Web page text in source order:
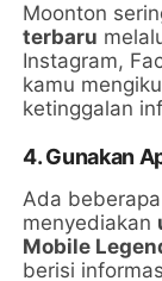
Moonton
terbaru
Instagram,
kamu
ketinggalan
4. Gunakan
Ada
menyediakan
Mobile
berisi